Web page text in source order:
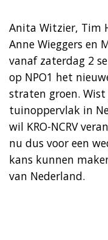
Anita Witzier, Tim
Anne Wieggers en
vanaf zaterdag 2
op NPO1 het
straten groen.
tuinoppervlak in
wil KRO-NCRV
nu dus voor een
kans kunnen
van Nederland.